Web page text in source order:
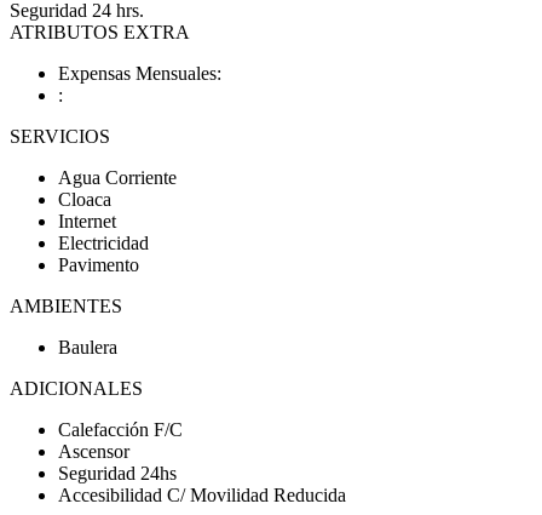
Seguridad 24 hrs.
ATRIBUTOS EXTRA
Expensas Mensuales:
:
SERVICIOS
Agua Corriente
Cloaca
Internet
Electricidad
Pavimento
AMBIENTES
Baulera
ADICIONALES
Calefacción F/C
Ascensor
Seguridad 24hs
Accesibilidad C/ Movilidad Reducida